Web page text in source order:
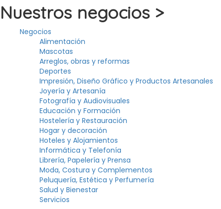
Nuestros negocios >
Negocios
Alimentación
Mascotas
Arreglos, obras y reformas
Deportes
Impresión, Diseño Gráfico y Productos Artesanales
Joyería y Artesanía
Fotografía y Audiovisuales
Educación y Formación
Hostelería y Restauración
Hogar y decoración
Hoteles y Alojamientos
Informática y Telefonía
Librería, Papelería y Prensa
Moda, Costura y Complementos
Peluquería, Estética y Perfumería
Salud y Bienestar
Servicios